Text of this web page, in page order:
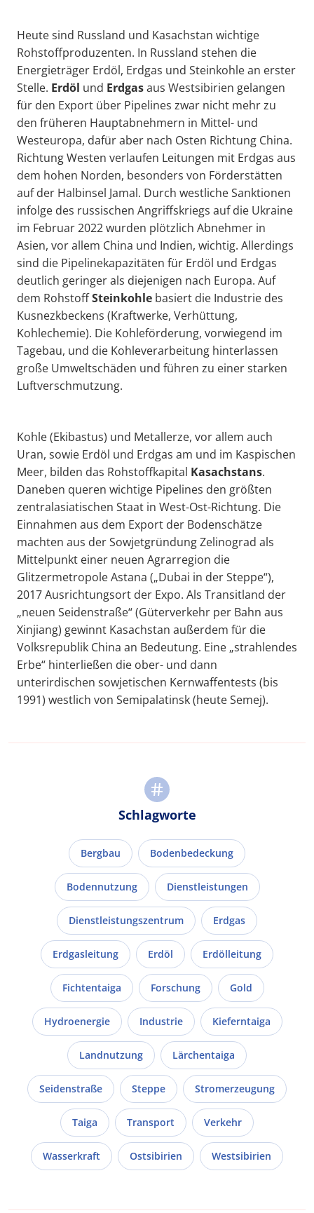
Heute sind Russland und Kasachstan wichtige
Rohstoffproduzenten. In Russland stehen die
Energieträger Erdöl, Erdgas und Steinkohle an erster
Stelle. Erdöl und Erdgasaus Westsibirien gelangen
für den Export über Pipelines zwar nicht mehr zu
den früheren Hauptabnehmern in Mittel- und
Westeuropa, dafür aber nach Osten Richtung China.
Richtung Westen verlaufen Leitungen mit Erdgas aus
dem hohen Norden, besonders von Förderstätten
auf der Halbinsel Jamal. Durch westliche Sanktionen
infolge des russischen Angriffskriegs auf die Ukraine
im Februar 2022 wurden plötzlich Abnehmer in
Asien, vor allem China und Indien, wichtig. Allerdings
sind die Pipelinekapazitäten für Erdöl und Erdgas
deutlich geringer als diejenigen nach Europa. Auf
dem RohstoffSteinkohle basiert die Industrie des
Kusnezkbeckens (Kraftwerke, Verhüttung,
Kohlechemie). Die Kohleförderung, vorwiegend im
Tagebau, und die Kohleverarbeitung hinterlassen
große Umweltschäden und führen zu einer starken
Luftverschmutzung.
Kohle (Ekibastus) und Metallerze, vor allem auch
Uran, sowie Erdöl und Erdgas am und im Kaspischen
Meer, bilden das Rohstoffkapital Kasachstans.
Daneben queren wichtige Pipelines den größten
zentralasiatischen Staat in West-Ost-Richtung. Die
Einnahmen aus dem Export der Bodenschätze
machten aus der Sowjetgründung Zelinograd als
Mittelpunkt einer neuen Agrarregion die
Glitzermetropole Astana („Dubai in der Steppe“),
2017 Ausrichtungsort der Expo. Als Transitland der
„neuen Seidenstraße“ (Güterverkehr per Bahn aus
Xinjiang) gewinnt Kasachstan außerdem für die
Volksrepublik China an Bedeutung. Eine „strahlendes
Erbe“ hinterließen die ober- und dann
unterirdischen sowjetischen Kernwaffentests (bis
1991) westlich von Semipalatinsk (heute Semej).
Schlagworte
Bergbau Bodenbedeckung
Bodennutzung Dienstleistungen
Dienstleistungszentrum Erdgas
Erdgasleitung Erdöl Erdölleitung
Fichtentaiga Forschung Gold
Hydroenergie Industrie Kieferntaiga
Landnutzung Lärchentaiga
Seidenstraße Steppe Stromerzeugung
Taiga Transport Verkehr
Wasserkraft Ostsibirien Westsibirien